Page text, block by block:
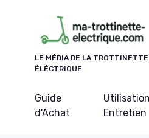
LE MÉDIA DE LA TROTTINETTE
ÉLÉCTRIQUE
Guide
d'Achat
Entretien